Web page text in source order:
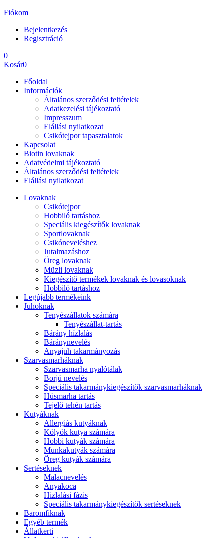
Fiókom
Bejelentkezés
Regisztráció
0
Kosár0
Főoldal
Információk
Általános szerződési feltételek
Adatkezelési tájékoztató
Impresszum
Elállási nyilatkozat
Csikótejpor tapasztalatok
Kapcsolat
Biotin lovaknak
Adatvédelmi tájékoztató
Általános szerződési feltételek
Elállási nyilatkozat
Lovaknak
Csikótejpor
Hobbiló tartáshoz
Speciális kiegészítők lovaknak
Sportlovaknak
Csikóneveléshez
Jutalmazáshoz
Öreg lovaknak
Müzli lovaknak
Kiegészítő termékek lovaknak és lovasoknak
Hobbiló tartáshoz
Legújabb termékeink
Juhoknak
Tenyészállatok számára
Tenyészállat-tartás
Bárány hízlalás
Báránynevelés
Anyajuh takarmányozás
Szarvasmarháknak
Szarvasmarha nyalótálak
Borjú nevelés
Speciális takarmánykiegészítők szarvasmarháknak
Húsmarha tartás
Tejelő tehén tartás
Kutyáknak
Allergiás kutyáknak
Kölyök kutya számára
Hobbi kutyák számára
Munkakutyák számára
Öreg kutyák számára
Sertéseknek
Malacnevelés
Anyakoca
Hizlalási fázis
Speciális takarmánykiegészítők sertéseknek
Baromfiknak
Egyéb termék
Állatkerti